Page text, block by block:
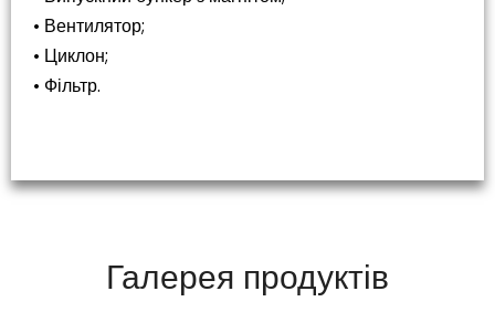
• Вентилятор;
• Циклон;
• Фільтр.
Галерея продуктів